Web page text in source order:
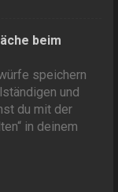
beim
speichern
und
du mit der
in deinem